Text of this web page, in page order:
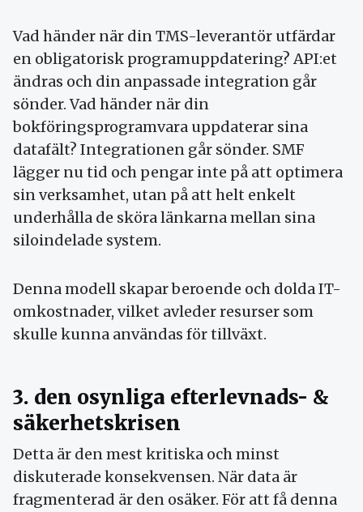
Vad händer när din TMS-leverantör utfärdar
en obligatorisk programuppdatering? API:et
ändras och din anpassade integration går
sönder. Vad händer när din
bokföringsprogramvara uppdaterar sina
datafält? Integrationen går sönder. SMF
lägger nu tid och pengar inte på att optimera
sin verksamhet, utan på att helt enkelt
underhålla de sköra länkarna mellan sina
siloindelade system.
Denna modell skapar beroende och dolda IT-
omkostnader, vilket avleder resurser som
skulle kunna användas för tillväxt.
3. den osynliga efterlevnads- &
säkerhetskrisen
Detta är den mest kritiska och minst
diskuterade konsekvensen. När data är
fragmenterad är den osäker. För att få denna